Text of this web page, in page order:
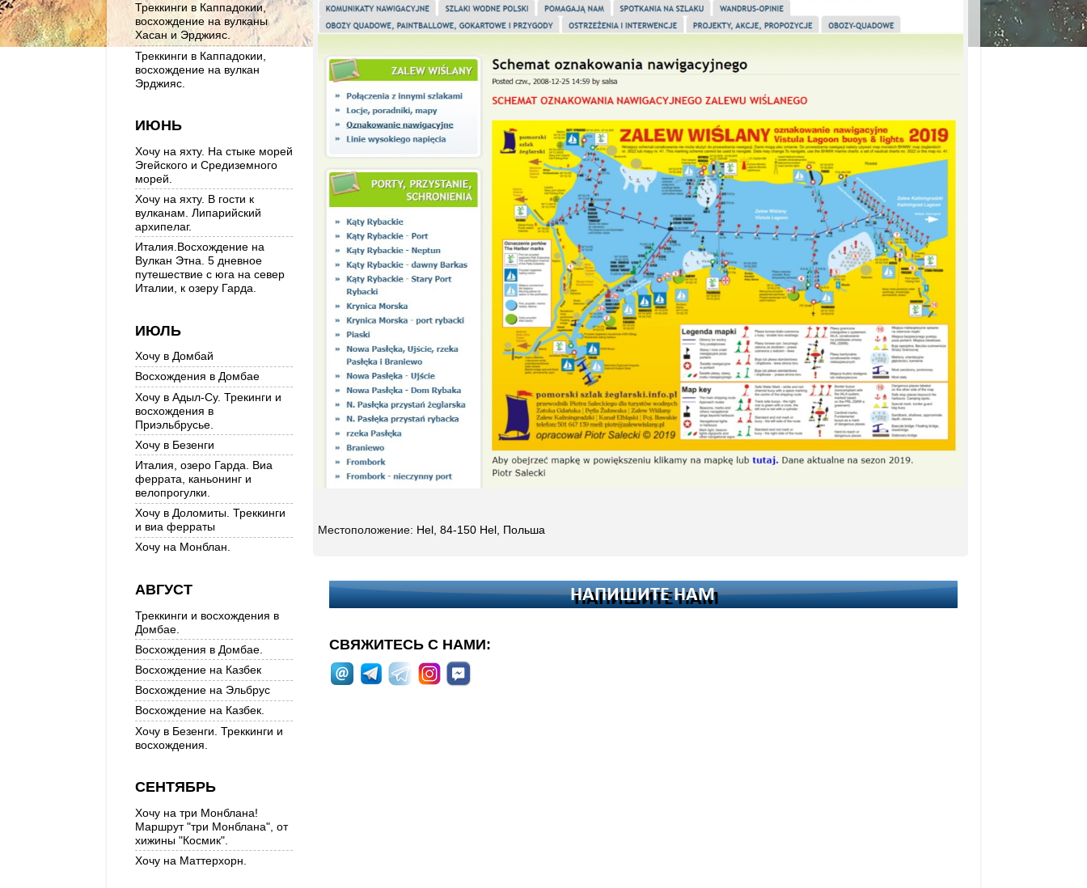
Местоположение: Hel, 84-150 Hel, Польша
СВЯЖИТЕСЬ С НАМИ:
Треккинги в Каппадокии,
восхождение на вулканы
Хасан и Эрджияс.
Треккинги в Каппадокии,
восхождение на вулкан
Эрджияс.
ИЮНЬ
Хочу на яхту. На стыке морей
Эгейского и Средиземного
морей.
Хочу на яхту. В гости к
вулканам. Липарийский
архипелаг.
Италия.Восхождение на
Вулкан Этна. 5 дневное
путешествие с юга на север
Италии, к озеру Гарда.
ИЮЛЬ
Хочу в Домбай
Восхождения в Домбае
Хочу в Адыл-Су. Трекинги и
восхождения в
Приэльбрусье.
Хочу в Безенги
Италия, озеро Гарда. Виа
феррата, каньонинг и
велопрогулки.
Хочу в Доломиты. Треккинги
и виа ферраты
Хочу на Монблан.
АВГУСТ
Треккинги и восхождения в
Домбае.
Восхождения в Домбае.
Восхождение на Казбек
Восхождение на Эльбрус
Восхождение на Казбек.
Хочу в Безенги. Треккинги и
восхождения.
СЕНТЯБРЬ
Хочу на три Монблана!
Маршрут "три Монблана", от
хижины "Космик".
Хочу на Маттерхорн.